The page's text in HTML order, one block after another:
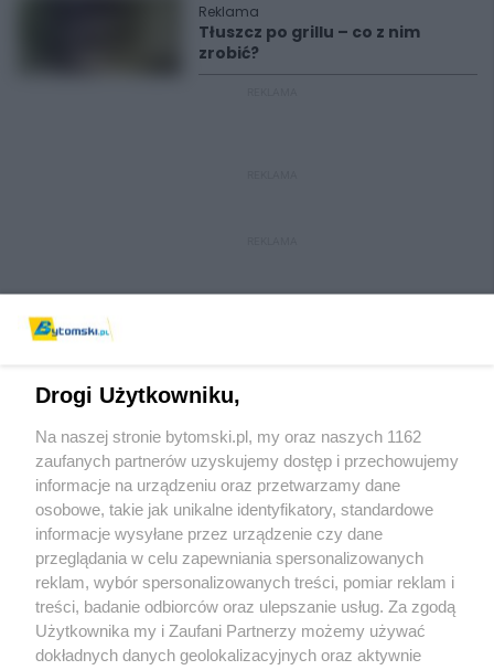
Reklama
Tłuszcz po grillu – co z nim
zrobić?
Wydawca mediów lokalnych
Nie zapomnij
zapoznać się z:
polityką prywatności regulamin korzystania z portali
Twojemiasto Skontaktuj sięz nami
Drogi Użytkowniku,
Na naszej stronie bytomski.pl, my oraz naszych 1162
zaufanych partnerów uzyskujemy dostęp i przechowujemy
informacje na urządzeniu oraz przetwarzamy dane
osobowe, takie jak unikalne identyfikatory, standardowe
informacje wysyłane przez urządzenie czy dane
przeglądania w celu zapewniania spersonalizowanych
reklam, wybór spersonalizowanych treści, pomiar reklam i
treści, badanie odbiorców oraz ulepszanie usług. Za zgodą
Użytkownika my i Zaufani Partnerzy możemy używać
dokładnych danych geolokalizacyjnych oraz aktywnie